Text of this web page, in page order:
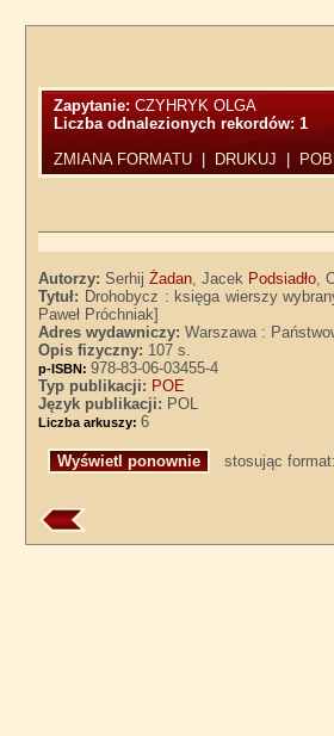
Zapytanie:CZYHRYK OLGA
Liczba odnalezionych rekordów:1
ZMIANA FORMATU
DRUKUJ
Autorzy:SerhijŻadan, Jacek Podsiadło,
Tytuł: Drohobycz : księga wierszy
Paweł Próchniak]
Adres wydawniczy:Warszawa :
Opis fizyczny: 107 s.
p-ISBN:978-83-06-03455-4
Typ publikacji: POE
Język publikacji: POL
Liczba arkuszy:6
stosując format: